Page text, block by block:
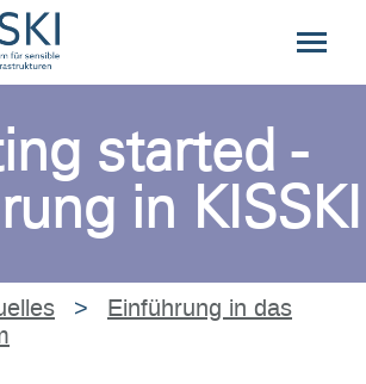
started -
in KISSKI
>
Einführung in das